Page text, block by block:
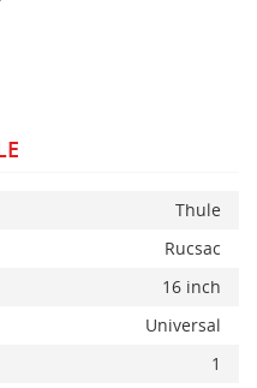
Thule
Rucsac
16 inch
Universal
1x